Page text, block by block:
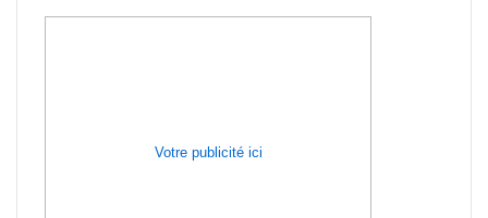
Votre publicité ici